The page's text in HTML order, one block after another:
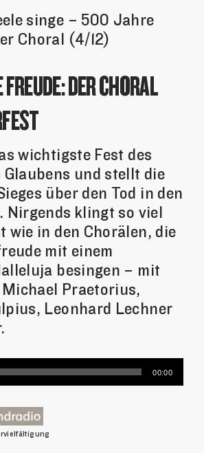
singe – 500 Jahre
Choral (4/12)
DER CHORAL
wichtigste Fest des
und stellt die
über den Tod in den
klingt so viel
wie in den Chorälen, die
mit einem
besingen – mit
Praetorius,
Leonhard Lechner
00:00